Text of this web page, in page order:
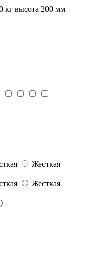
кг высота 200 мм
Жесткая
Жесткая
)